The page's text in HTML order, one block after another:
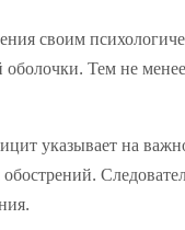
своим
Тем не
указывает на